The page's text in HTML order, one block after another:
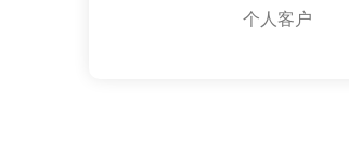
个人客户